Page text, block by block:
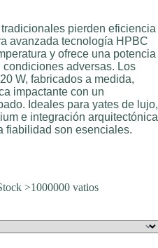
pierden eficiencia
avanzada tecnología HPBC
y ofrece una potencia
adversas. Los
W, fabricados a medida,
impactante con un
Ideales para yates de lujo,
e integración arquitectónica
fiabilidad son esenciales.
>1000000 vatios